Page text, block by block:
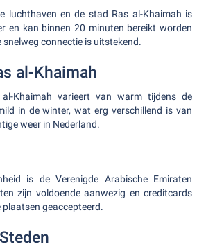
luchthaven en de stad Ras al-Khaimah is
en kan binnen 20 minuten bereikt worden
snelweg connectie is uitstekend.
al-Khaimah
Khaimah varieert van warm tijdens de
in de winter, wat erg verschillend is van
weer in Nederland.
is de Verenigde Arabische Emiraten
zijn voldoende aanwezig en creditcards
geaccepteerd.